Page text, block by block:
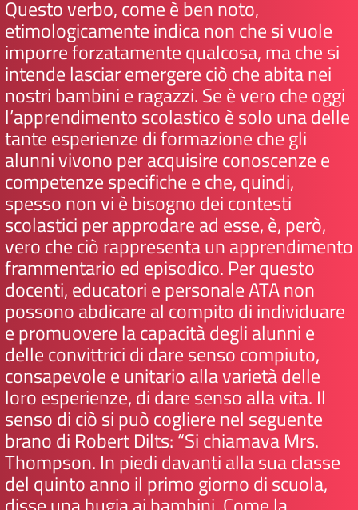
Questo verbo, come è ben noto,
etimologicamente indica non che si vuole
imporre forzatamente qualcosa, ma che si
intende lasciar emergere ciò che abita nei
nostri bambini e ragazzi. Se è vero che oggi
l’apprendimento scolastico è solo una delle
tante esperienze di formazione che gli
alunni vivono per acquisire conoscenze e
competenze specifiche e che, quindi,
spesso non vi è bisogno dei contesti
scolastici per approdare ad esse, è, però,
vero che ciò rappresenta un apprendimento
frammentario ed episodico. Per questo
docenti, educatori e personale ATA non
possono abdicare al compito di individuare
e promuovere la capacità degli alunni e
delle convittrici di dare senso compiuto,
consapevole e unitario alla varietà delle
loro esperienze, di dare senso alla vita. Il
senso di ciò si può cogliere nel seguente
brano di Robert Dilts: “Si chiamava Mrs.
Thompson. In piedi davanti alla sua classe
del quinto anno il primo giorno di scuola,